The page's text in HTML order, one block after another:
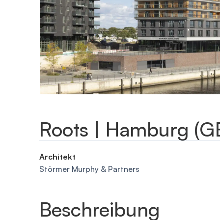
Roots | Hamburg
Architekt
Störmer Murphy & Partners
Beschreibung